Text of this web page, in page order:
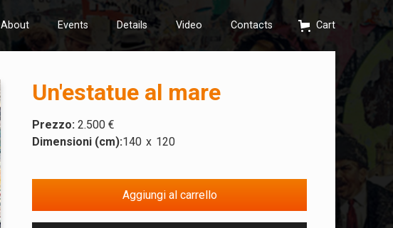
About Events Details Video Contacts Cart
Un'estatue al mare
Prezzo:2.500 €
Dimensioni (cm):140 x 120